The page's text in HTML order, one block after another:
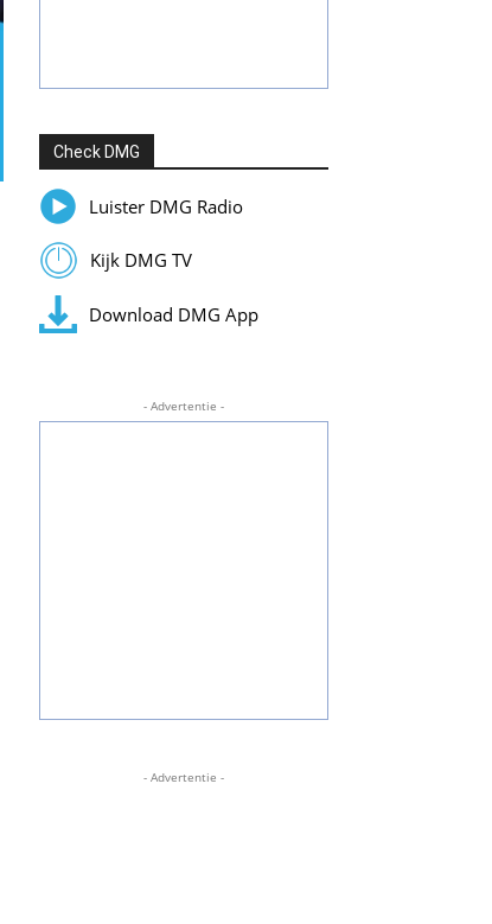
Check DMG
Luister DMG Radio
Kijk DMG TV
Download DMG App
- Advertentie -
- Advertentie -